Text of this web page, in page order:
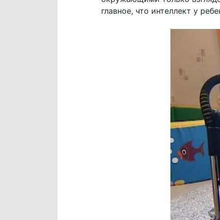
главное, что интеллект у